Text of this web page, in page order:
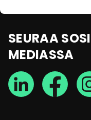
SEURAA
MEDIASSA